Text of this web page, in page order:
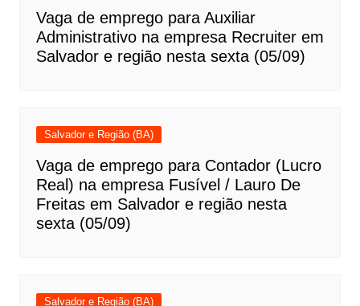
Vaga de emprego para Auxiliar
Administrativo na empresa Recruiter em
Salvador e região nesta sexta (05/09)
Salvador e Região (BA)
Vaga de emprego para Contador (Lucro
Real) na empresa Fusível / Lauro De
Freitas em Salvador e região nesta
sexta (05/09)
Salvador e Região (BA)